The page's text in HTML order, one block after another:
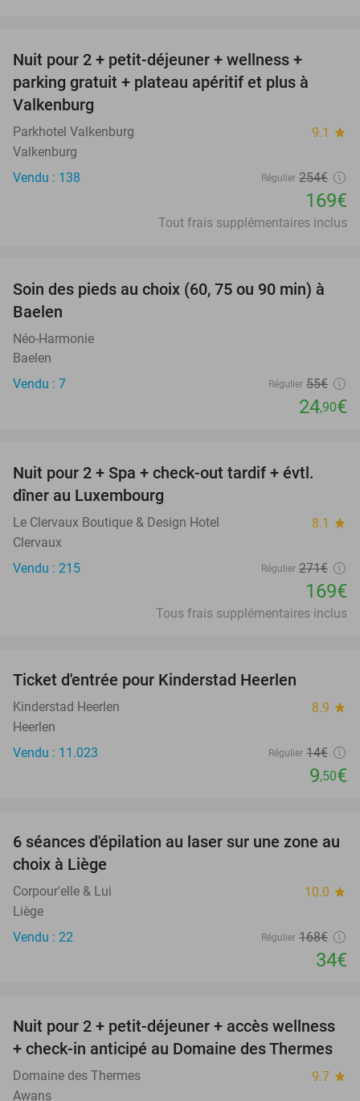
Nuit pour 2 + petit-déjeuner + wellness +
parking gratuit + plateau apéritif et plus à
Valkenburg
Parkhotel Valkenburg 9.1 star
Valkenburg
Vendu : 138
Régulier 254€
169€
Tout frais supplémentaires inclus
55%
Soin des pieds au choix (60, 75 ou 90 min) à
Baelen
Néo-Harmonie
Baelen
Vendu : 7
Régulier 55€
24,90€
38%
Nuit pour 2 + Spa + check-out tardif + évtl.
dîner au Luxembourg
Le Clervaux Boutique & Design Hotel 8.1 star
Clervaux
Vendu : 215
Régulier 271€
169€
Tous frais supplémentaires inclus
Ticket d'entrée pour Kinderstad Heerlen
Kinderstad Heerlen 8.9 star
Heerlen
Vendu : 11.023
Régulier 14€
9,50€
80%
6 séances d'épilation au laser sur une zone au
choix à Liège
Corpour'elle & Lui 10.0 star
Liège
Vendu : 22
Régulier 168€
34€
33%
Nuit pour 2 + petit-déjeuner + accès wellness
+ check-in anticipé au Domaine des Thermes
Domaine des Thermes 9.7 star
Awans